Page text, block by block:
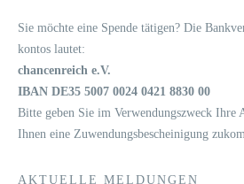
Sie möch­te eine Spen­de täti­gen? Die
kon­tos lautet:
chan­cen­reich e.V.
IBAN DE35 5007 0024 0421 8830 00
Bit­te geben Sie im Ver­wen­dungs­zweck Ihre
Ihnen eine Zuwen­dungs­be­schei­ni­gung
AKTUELLE MELDUNGEN